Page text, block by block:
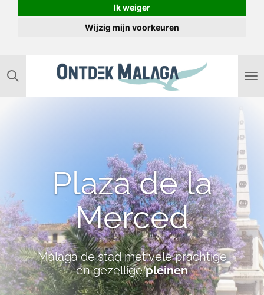
Ik weiger
Wijzig mijn voorkeuren
Plaza de la
Merced
Málaga de stad met vele prachtige
en gezelligepleinen